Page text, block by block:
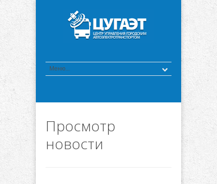
Просмотр
новости